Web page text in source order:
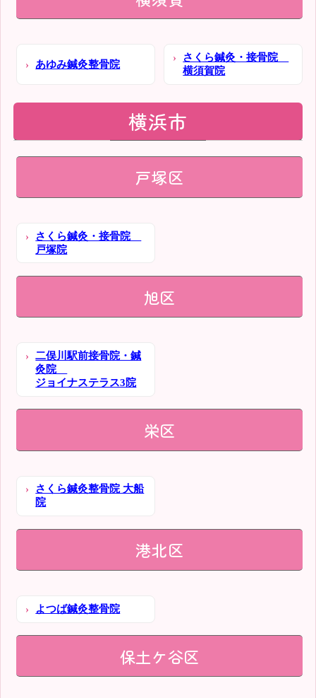
あゆみ鍼灸整骨院
さくら鍼灸・接骨院
横須賀院
横浜市
戸塚区
さくら鍼灸・接骨院
戸塚院
旭区
二俣川駅前接骨院・鍼
灸院
ジョイナステラス3院
栄区
さくら鍼灸整骨院 大船
院
港北区
よつば鍼灸整骨院
保土ケ谷区